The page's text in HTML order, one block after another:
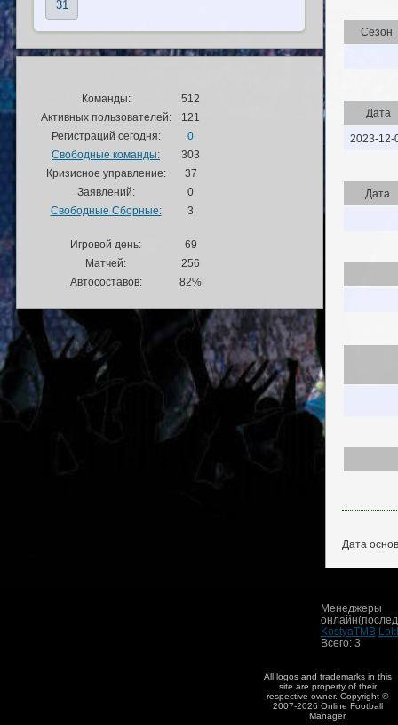
Сезон
Дата
2023-12-
Дата
Дата
31
Команды:
512
Активных пользователей:
121
Регистраций сегодня:
0
Свободные команды:
303
Кризисное управление:
37
Заявлений:
0
Свободные Сборные:
3
Игровой день:
69
Матчей:
256
Автосоставов:
82%
Менеджеры
KostyaTMB
Всего: 3
All logos and trademarks in this
site are property of their
respective owner. Copyright ©
2007-2026 Online Football
Manager